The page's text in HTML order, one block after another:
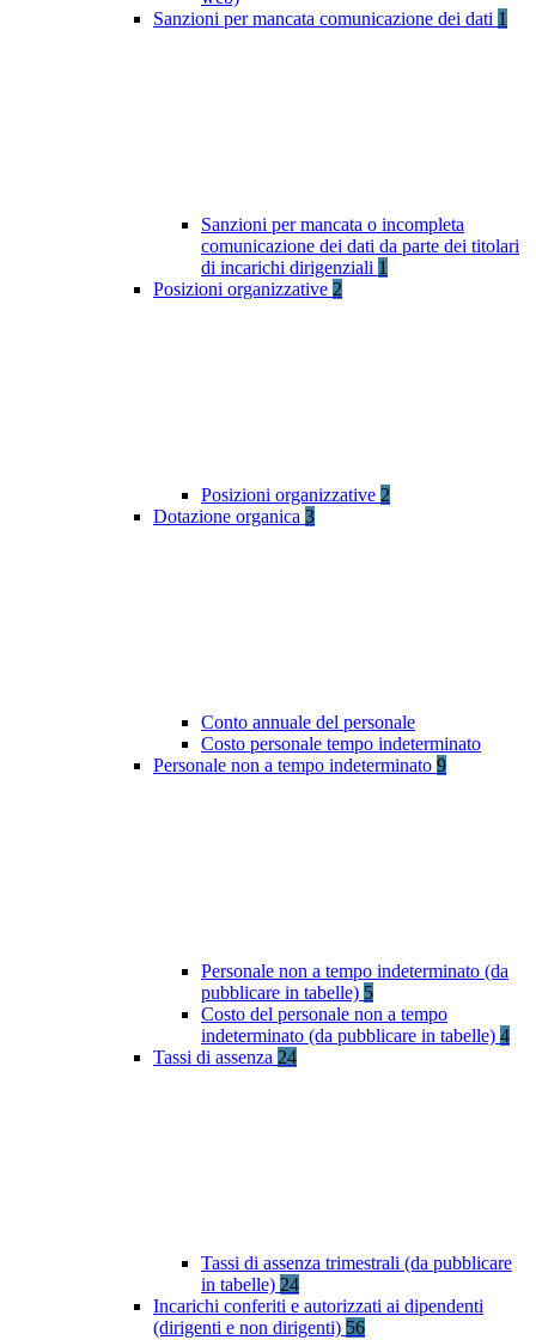
Sanzioni per mancata comunicazione dei dati 1
Sanzioni per mancata o incompleta
comunicazione dei dati da parte dei titolari
di incarichi dirigenziali 1
Posizioni organizzative 2
Posizioni organizzative 2
Dotazione organica 3
Conto annuale del personale
Costo personale tempo indeterminato
Personale non a tempo indeterminato 9
Personale non a tempo indeterminato (da
pubblicare in tabelle) 5
Costo del personale non a tempo
indeterminato (da pubblicare in tabelle) 4
Tassi di assenza 24
Tassi di assenza trimestrali (da pubblicare
in tabelle) 24
Incarichi conferiti e autorizzati ai dipendenti
(dirigenti e non dirigenti) 56